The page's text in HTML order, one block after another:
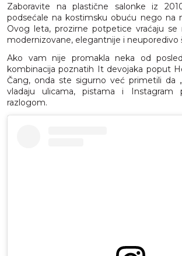
Zaboravite na plastične salonke iz
podsećale na kostimsku obuću nego na
Ovog leta, prozirne potpetice vraćaju
modernizovane, elegantnije i neuporedivo
Ako vam nije promakla neka od
kombinacija poznatih It devojaka poput
Čang, onda ste sigurno već primetili da
vladaju ulicama, pistama i
razlogom.